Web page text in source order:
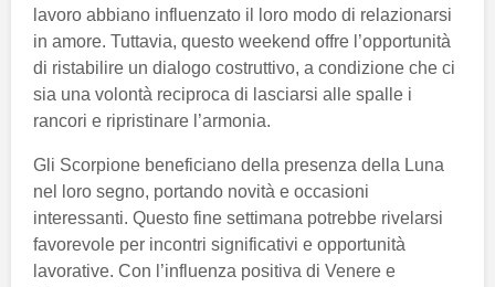
lavoro abbiano influenzato il loro modo di relazionarsi
in amore. Tuttavia, questo weekend offre l’opportunità
di ristabilire un dialogo costruttivo, a condizione che ci
sia una volontà reciproca di lasciarsi alle spalle i
rancori e ripristinare l’armonia.
Gli Scorpione beneficiano della presenza della Luna
nel loro segno, portando novità e occasioni
interessanti. Questo fine settimana potrebbe rivelarsi
favorevole per incontri significativi e opportunità
lavorative. Con l’influenza positiva di Venere e